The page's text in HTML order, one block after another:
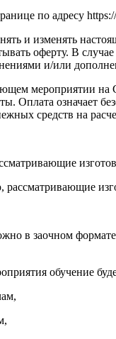
по адресу
и изменять
оферту. В
и/или
мероприятии
Оплата
средств на
в заочном
обучение